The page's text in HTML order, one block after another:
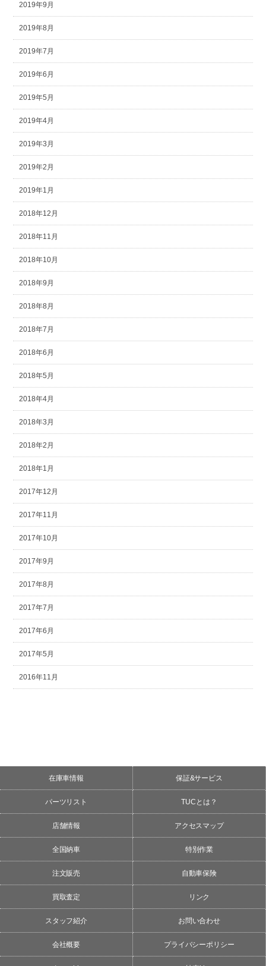
2019年9月
2019年8月
2019年7月
2019年6月
2019年5月
2019年4月
2019年3月
2019年2月
2019年1月
2018年12月
2018年11月
2018年10月
2018年9月
2018年8月
2018年7月
2018年6月
2018年5月
2018年4月
2018年3月
2018年2月
2018年1月
2017年12月
2017年11月
2017年10月
2017年9月
2017年8月
2017年7月
2017年6月
2017年5月
2016年11月
在庫車情報 保証&サービス
パーツリスト TUCとは？
店舗情報 アクセスマップ
全国納車 特別作業
注文販売 自動車保険
買取査定 リンク
スタッフ紹介 お問い合わせ
会社概要 プライバシーポリシー